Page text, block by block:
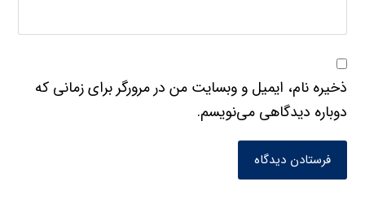
ذخیره نام، ایمیل و وبسایت من در مرورگر برای زمانی که
دوباره دیدگاهی می‌نویسم.
فرستادن دیدگاه